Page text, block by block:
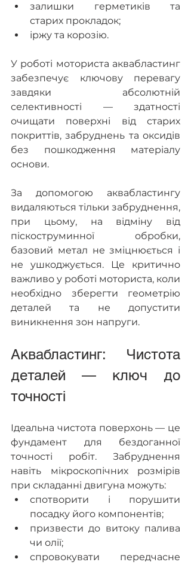
залишки герметиків та
старих прокладок;
іржу та корозію.
У роботі моториста аквабластинг
забезпечує ключову перевагу
завдяки абсолютній
селективності — здатності
очищати поверхні від старих
покриттів, забруднень та оксидів
без пошкодження матеріалу
основи.
За допомогою аквабластингу
видаляються тільки забруднення,
при цьому, на відміну від
піскоструминної обробки,
базовий метал не зміцнюється і
не ушкоджується. Це критично
важливо у роботі моториста, коли
необхідно зберегти геометрію
деталей та не допустити
виникнення зон напруги.
Аквабластинг: Чистота
деталей — ключ до
точності
Ідеальна чистота поверхонь — це
фундамент для бездоганної
точності робіт. Забруднення
навіть мікроскопічних розмірів
при складанні двигуна можуть:
спотворити і порушити
посадку його компонентів;
призвести до витоку палива
чи олії;
спровокувати передчасне